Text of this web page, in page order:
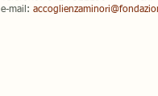
e-mail: